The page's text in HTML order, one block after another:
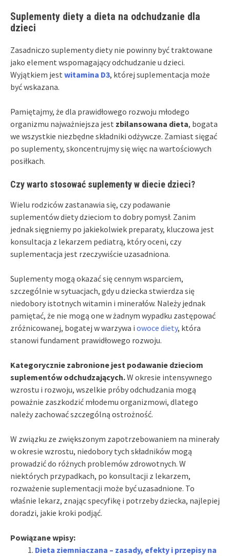
Suplementy diety a dieta na odchudzanie dla
dzieci
Zasadniczo suplementy diety nie powinny być traktowane
jako element wspomagający odchudzanie u dzieci.
Wyjątkiem jest witamina D3, której suplementacja może
być wskazana.
Pamiętajmy, że dla prawidłowego rozwoju młodego
organizmu najważniejsza jest zbilansowana dieta, bogata
we wszystkie niezbędne składniki odżywcze. Zamiast sięgać
po suplementy, skoncentrujmy się więc na wartościowych
posiłkach.
Czy warto stosować suplementy w diecie dzieci?
Wielu rodziców zastanawia się, czy podawanie
suplementów diety dzieciom to dobry pomysł. Zanim
jednak sięgniemy po jakiekolwiek preparaty, kluczowa jest
konsultacja z lekarzem pediatrą, który oceni, czy
suplementacja jest rzeczywiście uzasadniona.
Suplementy mogą okazać się cennym wsparciem,
szczególnie w sytuacjach, gdy u dziecka stwierdza się
niedobory istotnych witamin i minerałów. Należy jednak
pamiętać, że nie mogą one w żadnym wypadku zastępować
zróżnicowanej, bogatej w warzywa i owoce diety, która
stanowi fundament prawidłowego rozwoju.
Kategorycznie zabronione jest podawanie dzieciom
suplementów odchudzających.W okresie intensywnego
wzrostu i rozwoju, wszelkie próby odchudzania mogą
poważnie zaszkodzić młodemu organizmowi, dlatego
należy zachować szczególną ostrożność.
W związku ze zwiększonym zapotrzebowaniem na minerały
w okresie wzrostu, niedobory tych składników mogą
prowadzić do różnych problemów zdrowotnych. W
niektórych przypadkach, po konsultacji z lekarzem,
rozważenie suplementacji może być uzasadnione. To
właśnie lekarz, znając specyfikę i potrzeby dziecka, najlepiej
doradzi, jakie kroki podjąć.
Powiązane wpisy:
Dieta ziemniaczana – zasady, efekty i przepisy na